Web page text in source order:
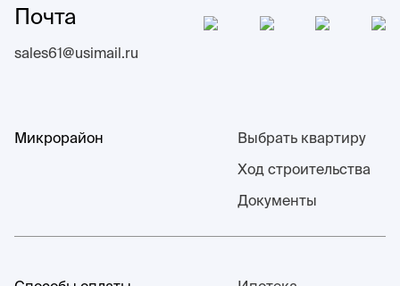
Почта
sales61@usimail.ru
Микрорайон
Выбрать квартиру
Ход строительства
Документы